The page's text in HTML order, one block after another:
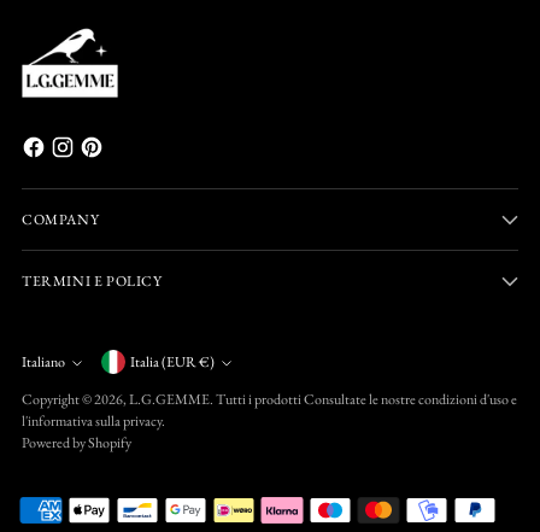
COMPANY
TERMINI E POLICY
Lingua
Italiano Valuta
Italia (EUR €)
Copyright © 2026,L.G.GEMME. Tutti i prodotti Consultate le nostre condizioni d'uso e
l'informativa sulla privacy.
Powered by Shopify